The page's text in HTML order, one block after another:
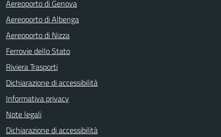
Aereoporto di Genova
Aereoporto di Albenga
Aereoporto di Nizza
Ferrovie dello Stato
Riviera Trasporti
Dichiarazione di accessibilità
Informativa privacy
Note legali
Dichiarazione di accessibilità